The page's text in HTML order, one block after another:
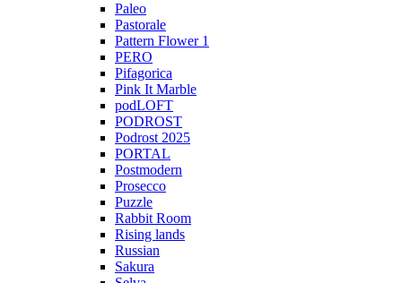
Paleo
Pastorale
Pattern Flower 1
PERO
Pifagorica
Pink It Marble
podLOFT
PODROST
Podrost 2025
PORTAL
Postmodern
Prosecco
Puzzle
Rabbit Room
Rising lands
Russian
Sakura